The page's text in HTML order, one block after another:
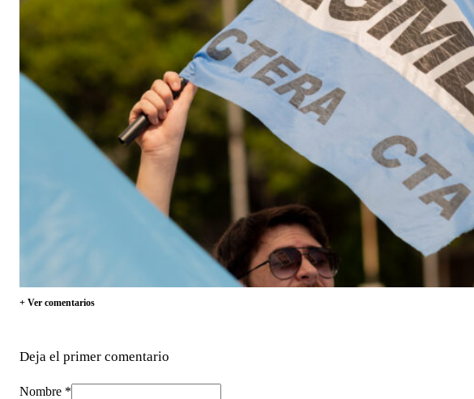
+ Ver comentarios
Deja el primer comentario
Nombre *